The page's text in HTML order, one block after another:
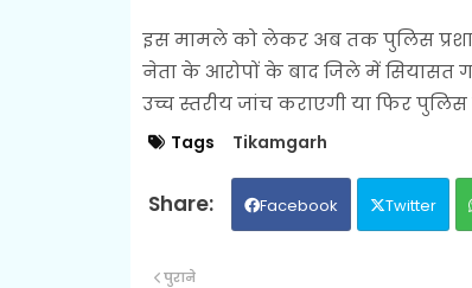
इस मामले को लेकर अब तक पुलिस
नेता के आरोपों के बाद जिले में सियासत
उच्च स्तरीय जांच कराएगी या फिर पुलिस
Tags Tikamgarh
Facebook Twitter
पुराने